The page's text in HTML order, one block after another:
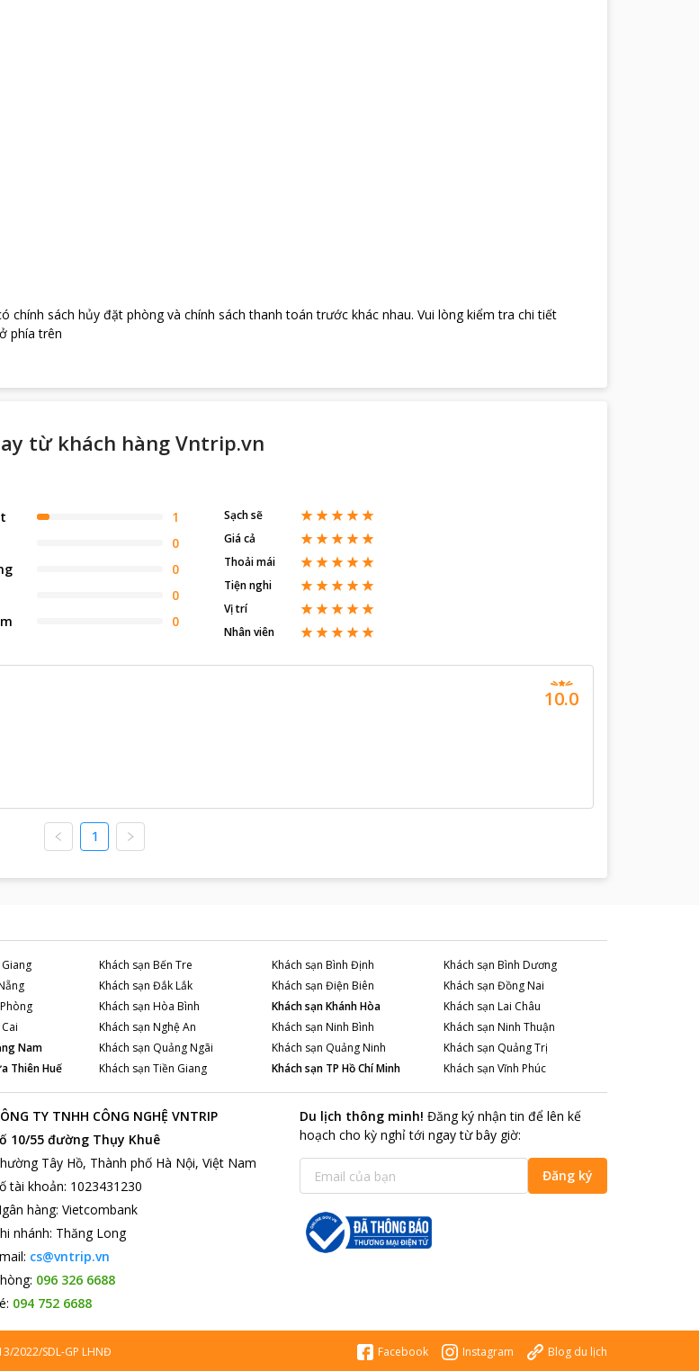
chính sách hủy đặt phòng và chính sách thanh toán trước khác nhau. Vui lòng kiểm tra chi tiết
phía trên
từ khách hàng Vntrip.vn
1
0
0
0
0
Sạch sẽ
Giá cả
Thoải mái
Tiện nghi
Vị trí
Nhân viên
10.0
1
Khách sạn Bến Tre Khách sạn Bình Định Khách sạn Bình Dương
Khách sạn Đắk Lắk Khách sạn Điện Biên Khách sạn Đồng Nai
Khách sạn Hòa Bình Khách sạnKhánh Hòa Khách sạn Lai Châu
Khách sạn Nghệ An Khách sạn Ninh Bình Khách sạn Ninh Thuận
Nam Khách sạn Quảng Ngãi Khách sạn Quảng Ninh Khách sạn Quảng Trị
Thiên Huế Khách sạn Tiền Giang Khách sạn TP Hồ Chí Minh Khách sạn Vĩnh Phúc
TY TNHH CÔNG NGHỆ VNTRIP
10/55 đường Thụy Khuê
Tây Hồ, Thành phố Hà Nội, Việt Nam
tài khoản: 1023431230
hàng: Vietcombank
nhánh: Thăng Long
cs@vntrip.vn
096 326 6688
094 752 6688
Du lịch thông minh! Đăng ký nhận tin để lên kế
hoạch cho kỳ nghỉ tới ngay từ bây giờ:
Đăng ký
2022/SDL-GP LHNĐ Facebook Instagram Blog du lịch